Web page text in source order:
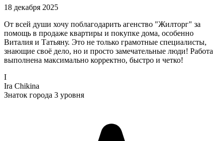
18 декабря 2025
От всей души хочу поблагодарить агенство "Жилторг" за
помощь в продаже квартиры и покупке дома, особенно
Виталия и Татьяну. Это не только грамотные специалисты,
знающие своё дело, но и просто замечательные люди! Работа
выполнена максимально корректно, быстро и четко!
I
Ira Chikina
Знаток города 3 уровня